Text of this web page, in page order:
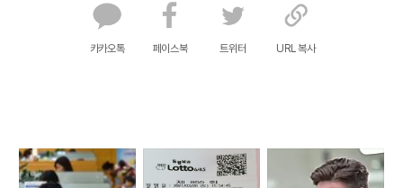
카카오톡 페이스북 트위터 URL 복사